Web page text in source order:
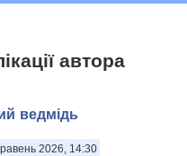
автора
ведмідь
2026, 14:30